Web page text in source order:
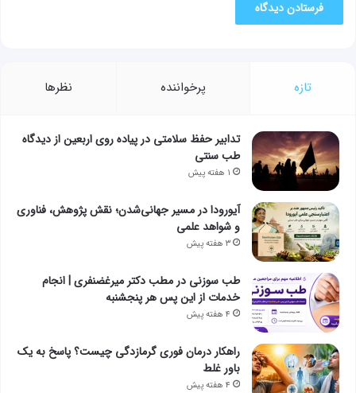
تازه پرخواننده نظرها
تدابیر حفظ سلامتی در پیاده روی اربعین از دیدگاه
طب سنتی
۱ هفته پیش
آیورودا در مسیر جهانی‌شدن؛ نقش پژوهش، فناوری
و شواهد علمی
۳ هفته پیش
طب سوزنی در مطب دکتر میرغضنفری | انجام
خدمات از این پس هر پنجشنبه
۴ هفته پیش
راهکار درمان فوری گرمازدگی چیست؟ پاسخ به یک
باور غلط
۴ هفته پیش